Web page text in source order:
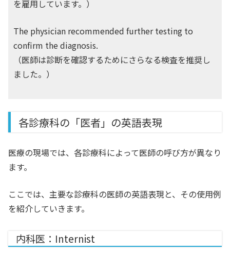
を雇用しています。）
The physician recommended further testing to
confirm the diagnosis.
（医師は診断を確認するためにさらなる検査を推奨し
ました。）
各診療科の「医者」の英語表現
医療の現場では、各診療科によって医師の呼び方が異なり
ます。
ここでは、主要な診療科の医師の英語表現と、その使用例
を紹介していきます。
内科医：Internist